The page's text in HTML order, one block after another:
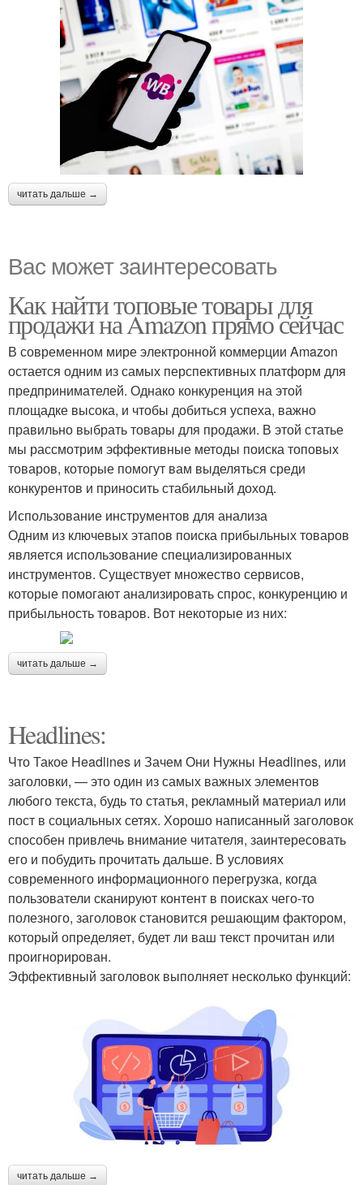
читать дальше →
Вас может заинтересовать
Как найти топовые товары для
продажи на Amazon прямо сейчас
В современном мире электронной коммерции Amazon
остается одним из самых перспективных платформ для
предпринимателей. Однако конкуренция на этой
площадке высока, и чтобы добиться успеха, важно
правильно выбрать товары для продажи. В этой статье
мы рассмотрим эффективные методы поиска топовых
товаров, которые помогут вам выделяться среди
конкурентов и приносить стабильный доход.
Использование инструментов для анализа
Одним из ключевых этапов поиска прибыльных товаров
является использование специализированных
инструментов. Существует множество сервисов,
которые помогают анализировать спрос, конкуренцию и
прибыльность товаров. Вот некоторые из них:
читать дальше →
Headlines:
Что Такое Headlines и Зачем Они Нужны Headlines, или
заголовки, — это один из самых важных элементов
любого текста, будь то статья, рекламный материал или
пост в социальных сетях. Хорошо написанный заголовок
способен привлечь внимание читателя, заинтересовать
его и побудить прочитать дальше. В условиях
современного информационного перегрузка, когда
пользователи сканируют контент в поисках чего-то
полезного, заголовок становится решающим фактором,
который определяет, будет ли ваш текст прочитан или
проигнорирован.
Эффективный заголовок выполняет несколько функций:
читать дальше →